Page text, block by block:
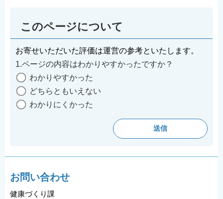
このページについて
お寄せいただいた評価は運営の参考といたします。
1.ページの内容はわかりやすかったですか？
わかりやすかった
どちらともいえない
わかりにくかった
お問い合わせ
健康づくり課
한국어
Filipino